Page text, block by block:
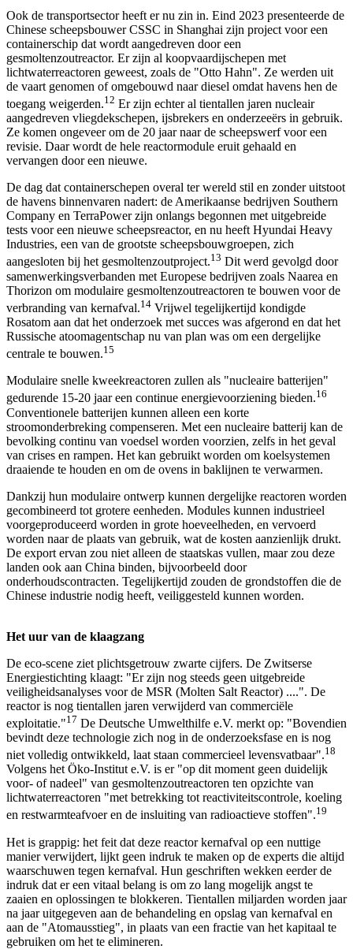
Ook de transportsector heeft er nu zin in. Eind 2023 presenteerde de
Chinese scheepsbouwer CSSC in Shanghai zijn project voor een
containerschip dat wordt aangedreven door een
gesmoltenzoutreactor. Er zijn al koopvaardijschepen met
lichtwaterreactoren geweest, zoals de "Otto Hahn". Ze werden uit
de vaart genomen of omgebouwd naar diesel omdat havens hen de
toegang weigerden.12 Er zijn echter al tientallen jaren nucleair
aangedreven vliegdekschepen, ijsbrekers en onderzeeërs in gebruik.
Ze komen ongeveer om de 20 jaar naar de scheepswerf voor een
revisie. Daar wordt de hele reactormodule eruit gehaald en
vervangen door een nieuwe.
De dag dat containerschepen overal ter wereld stil en zonder uitstoot
de havens binnenvaren nadert: de Amerikaanse bedrijven Southern
Company en TerraPower zijn onlangs begonnen met uitgebreide
tests voor een nieuwe scheepsreactor, en nu heeft Hyundai Heavy
Industries, een van de grootste scheepsbouwgroepen, zich
aangesloten bij het gesmoltenzoutproject.13 Dit werd gevolgd door
samenwerkingsverbanden met Europese bedrijven zoals Naarea en
Thorizon om modulaire gesmoltenzoutreactoren te bouwen voor de
verbranding van kernafval.14 Vrijwel tegelijkertijd kondigde
Rosatom aan dat het onderzoek met succes was afgerond en dat het
Russische atoomagentschap nu van plan was om een dergelijke
centrale te bouwen.15
Modulaire snelle kweekreactoren zullen als "nucleaire batterijen"
gedurende 15-20 jaar een continue energievoorziening bieden.16
Conventionele batterijen kunnen alleen een korte
stroomonderbreking compenseren. Met een nucleaire batterij kan de
bevolking continu van voedsel worden voorzien, zelfs in het geval
van crises en rampen. Het kan gebruikt worden om koelsystemen
draaiende te houden en om de ovens in baklijnen te verwarmen.
Dankzij hun modulaire ontwerp kunnen dergelijke reactoren worden
gecombineerd tot grotere eenheden. Modules kunnen industrieel
voorgeproduceerd worden in grote hoeveelheden, en vervoerd
worden naar de plaats van gebruik, wat de kosten aanzienlijk drukt.
De export ervan zou niet alleen de staatskas vullen, maar zou deze
landen ook aan China binden, bijvoorbeeld door
onderhoudscontracten. Tegelijkertijd zouden de grondstoffen die de
Chinese industrie nodig heeft, veiliggesteld kunnen worden.
Het uur van de klaagzang
De eco-scene ziet plichtsgetrouw zwarte cijfers. De Zwitserse
Energiestichting klaagt: "Er zijn nog steeds geen uitgebreide
veiligheidsanalyses voor de MSR (Molten Salt Reactor) ....". De
reactor is nog tientallen jaren verwijderd van commerciële
exploitatie."17 De Deutsche Umwelthilfe e.V. merkt op: "Bovendien
bevindt deze technologie zich nog in de onderzoeksfase en is nog
niet volledig ontwikkeld, laat staan commercieel levensvatbaar".18
Volgens het Öko-Institut e.V. is er "op dit moment geen duidelijk
voor- of nadeel" van gesmoltenzoutreactoren ten opzichte van
lichtwaterreactoren "met betrekking tot reactiviteitscontrole, koeling
en restwarmteafvoer en de insluiting van radioactieve stoffen".19
Het is grappig: het feit dat deze reactor kernafval op een nuttige
manier verwijdert, lijkt geen indruk te maken op de experts die altijd
waarschuwen tegen kernafval. Hun geschriften wekken eerder de
indruk dat er een vitaal belang is om zo lang mogelijk angst te
zaaien en oplossingen te blokkeren. Tientallen miljarden worden jaar
na jaar uitgegeven aan de behandeling en opslag van kernafval en
aan de "Atomausstieg", in plaats van een fractie van het kapitaal te
gebruiken om het te elimineren.